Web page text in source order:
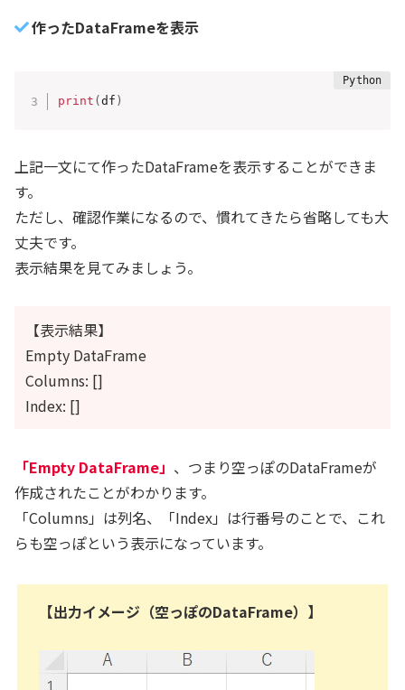
作ったDataFrameを表示
print (df )
上記一文にて作ったDataFrameを表示することができま
す。
ただし、確認作業になるので、慣れてきたら省略しても大
丈夫です。
表示結果を見てみましょう。
【表示結果】
Empty DataFrame
Columns: []
Index: []
「Empty DataFrame」 、つまり空っぽのDataFrameが
作成されたことがわかります。
「Columns」は列名、「Index」は行番号のことで、これ
らも空っぽという表示になっています。
【出力イメージ（空っぽのDataFrame）】